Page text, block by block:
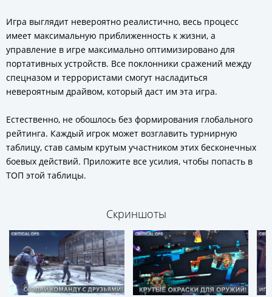
Игра выглядит невероятно реалистично, весь процесс
имеет максимальную приближенность к жизни, а
управление в игре максимально оптимизировано для
портативных устройств. Все поклонники сражений между
спецназом и террористами смогут насладиться
невероятным драйвом, который даст им эта игра.
Естественно, не обошлось без формирования глобального
рейтинга. Каждый игрок может возглавить турнирную
таблицу, став самым крутым участником этих бесконечных
боевых действий. Приложите все усилия, чтобы попасть в
ТОП этой таблицы.
Скриншоты